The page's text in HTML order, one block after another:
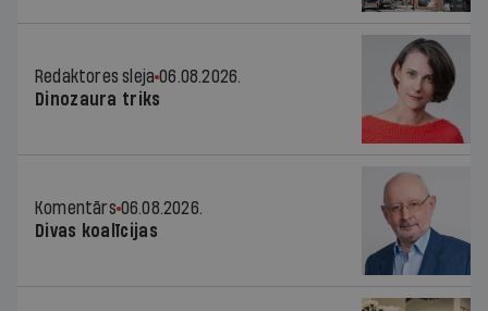
Redaktores sleja 06.08.2026.
Dinozaura triks
Komentārs 06.08.2026.
Divas koalīcijas